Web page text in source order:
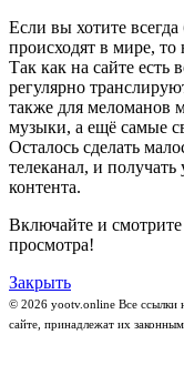
Если вы хотите
происходят в мире,
Так как на сайте есть
регулярно
также для меломанов
музыки, а ещё самые
Осталось сделать
телеканал, и получать
контента.
Включайте и
просмотра!
Закрыть
© 2026 yootv.online Все ссылки
сайте, принадлежат их законным